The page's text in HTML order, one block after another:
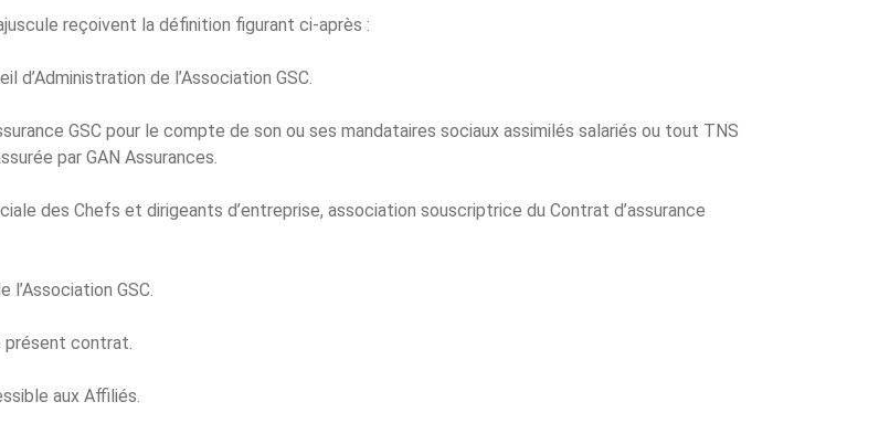
reçoivent la définition figurant ci-après :
d’Administration de l’Association GSC.
GSC pour le compte de son ou ses mandataires sociaux assimilés salariés ou tout TNS
par GAN Assurances.
des Chefs et dirigeants d’entreprise, association souscriptrice du Contrat d’assurance
l’Association GSC.
présent contrat.
aux Affiliés.